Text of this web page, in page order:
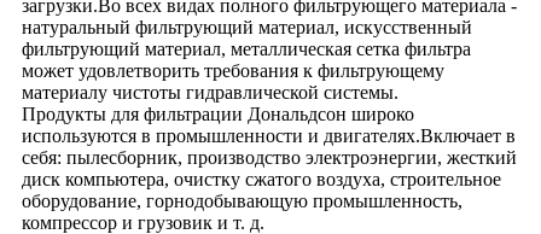
загрузки.Во всех видах полного фильтрующего материала -
натуральный фильтрующий материал, искусственный
фильтрующий материал, металлическая сетка фильтра
может удовлетворить требования к фильтрующему
материалу чистоты гидравлической системы.
Продукты для фильтрации Дональдсон широко
используются в промышленности и двигателях.Включает в
себя: пылесборник, производство электроэнергии, жесткий
диск компьютера, очистку сжатого воздуха, строительное
оборудование, горнодобывающую промышленность,
компрессор и грузовик и т. д.